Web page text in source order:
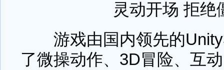
灵动开场 拒绝
游戏由国内领先的
了微操动作、3D冒险、互